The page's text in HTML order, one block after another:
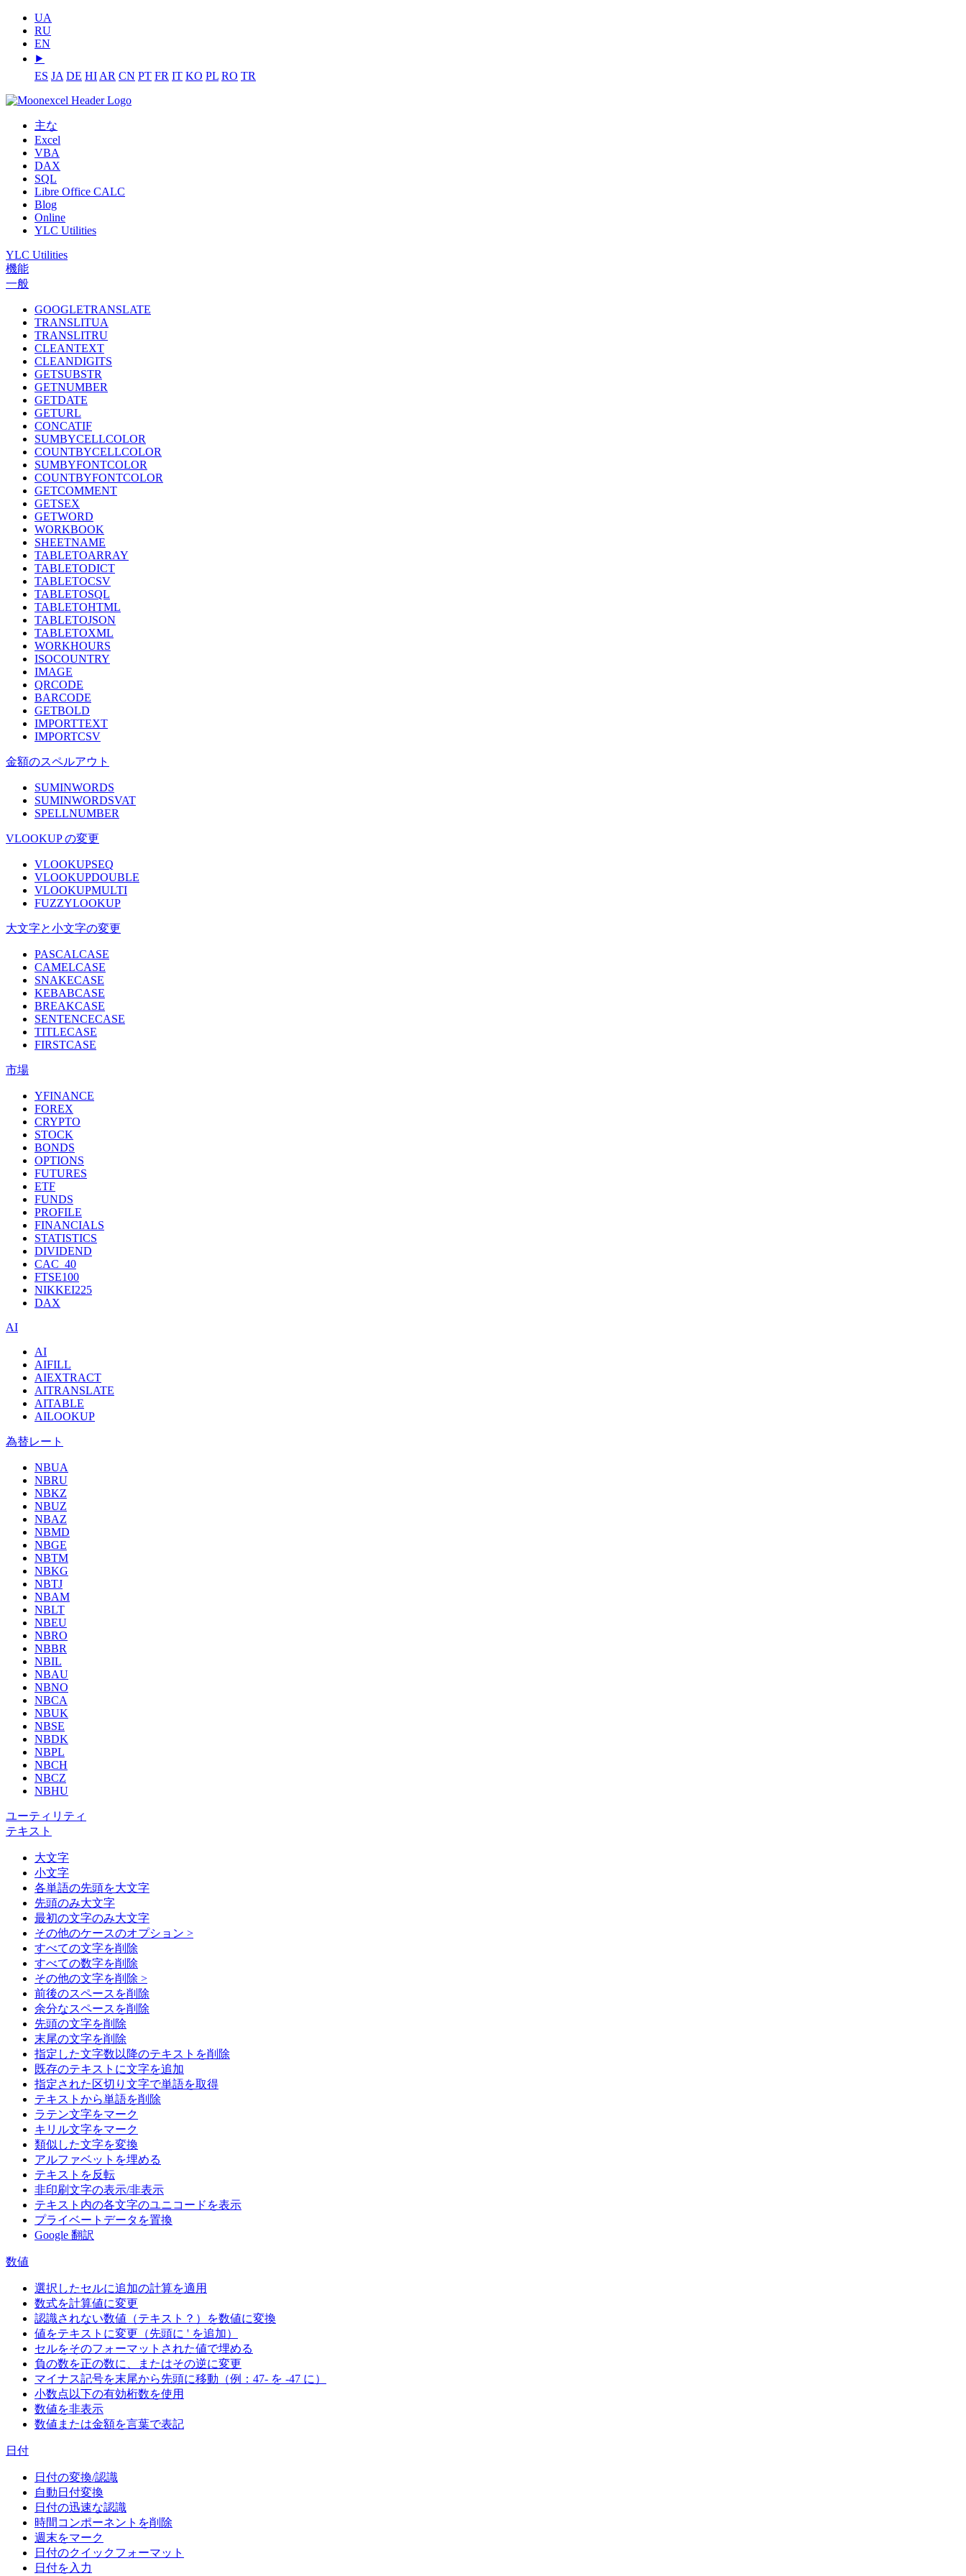
UA
RU
EN
⯈
ES JA DE HI AR CN PT FR IT KO PL RO TR
主な
Excel
VBA
DAX
SQL
Libre Office CALC
Blog
Online
YLC Utilities
YLC Utilities
機能
一般
GOOGLETRANSLATE
TRANSLITUA
TRANSLITRU
CLEANTEXT
CLEANDIGITS
GETSUBSTR
GETNUMBER
GETDATE
GETURL
CONCATIF
SUMBYCELLCOLOR
COUNTBYCELLCOLOR
SUMBYFONTCOLOR
COUNTBYFONTCOLOR
GETCOMMENT
GETSEX
GETWORD
WORKBOOK
SHEETNAME
TABLETOARRAY
TABLETODICT
TABLETOCSV
TABLETOSQL
TABLETOHTML
TABLETOJSON
TABLETOXML
WORKHOURS
ISOCOUNTRY
IMAGE
QRCODE
BARCODE
GETBOLD
IMPORTTEXT
IMPORTCSV
金額のスペルアウト
SUMINWORDS
SUMINWORDSVAT
SPELLNUMBER
VLOOKUP の変更
VLOOKUPSEQ
VLOOKUPDOUBLE
VLOOKUPMULTI
FUZZYLOOKUP
大文字と小文字の変更
PASCALCASE
CAMELCASE
SNAKECASE
KEBABCASE
BREAKCASE
SENTENCECASE
TITLECASE
FIRSTCASE
市場
YFINANCE
FOREX
CRYPTO
STOCK
BONDS
OPTIONS
FUTURES
ETF
FUNDS
PROFILE
FINANCIALS
STATISTICS
DIVIDEND
CAC_40
FTSE100
NIKKEI225
DAX
AI
AI
AIFILL
AIEXTRACT
AITRANSLATE
AITABLE
AILOOKUP
為替レート
NBUA
NBRU
NBKZ
NBUZ
NBAZ
NBMD
NBGE
NBTM
NBKG
NBTJ
NBAM
NBLT
NBEU
NBRO
NBBR
NBIL
NBAU
NBNO
NBCA
NBUK
NBSE
NBDK
NBPL
NBCH
NBCZ
NBHU
ユーティリティ
テキスト
大文字
小文字
各単語の先頭を大文字
先頭のみ大文字
最初の文字のみ大文字
その他のケースのオプション >
すべての文字を削除
すべての数字を削除
その他の文字を削除 >
前後のスペースを削除
余分なスペースを削除
先頭の文字を削除
末尾の文字を削除
指定した文字数以降のテキストを削除
既存のテキストに文字を追加
指定された区切り文字で単語を取得
テキストから単語を削除
ラテン文字をマーク
キリル文字をマーク
類似した文字を変換
アルファベットを埋める
テキストを反転
非印刷文字の表示/非表示
テキスト内の各文字のユニコードを表示
プライベートデータを置換
Google 翻訳
数値
選択したセルに追加の計算を適用
数式を計算値に変更
認識されない数値（テキスト？）を数値に変換
値をテキストに変更（先頭に ' を追加）
セルをそのフォーマットされた値で埋める
負の数を正の数に、またはその逆に変更
マイナス記号を末尾から先頭に移動（例：47- を -47 に）
小数点以下の有効桁数を使用
数値を非表示
数値または金額を言葉で表記
日付
日付の変換/認識
自動日付変換
日付の迅速な認識
時間コンポーネントを削除
週末をマーク
日付のクイックフォーマット
日付を入力